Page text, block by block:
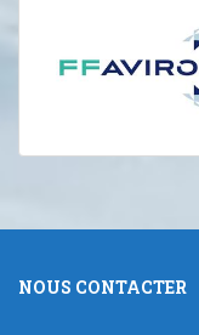
NOUS CONTACTER